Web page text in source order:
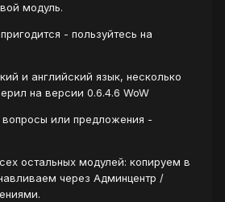
модуль.
- пользуйтесь на
и английский язык, несколько
на версии 0.6.4.6 WoW
вопросы или предложения -
остальных модулей: копируем в
через Админцентр /